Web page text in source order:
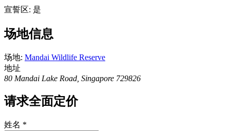
宣誓区: 是
场地信息
场地: Mandai Wildlife Reserve
地址
80 Mandai Lake Road, Singapore 729826
请求全面定价
姓名 *